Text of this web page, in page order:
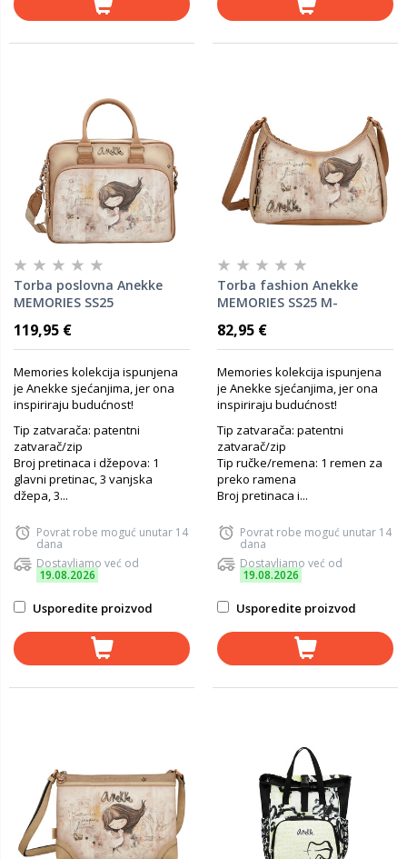
Torba poslovna Anekke
MEMORIES SS25
119,95 €
Memories kolekcija ispunjena
je Anekke sjećanjima, jer ona
inspiriraju budućnost!
Tip zatvarača: patentni
zatvarač/zip
Broj pretinaca i džepova: 1
glavni pretinac, 3 vanjska
džepa, 3...
Povrat robe moguć unutar 14
dana
Dostavljamo već od
19.08.2026
Usporedite proizvod
Torba fashion Anekke
MEMORIES SS25 M-
82,95 €
Memories kolekcija ispunjena
je Anekke sjećanjima, jer ona
inspiriraju budućnost!
Tip zatvarača: patentni
zatvarač/zip
Tip ručke/remena: 1 remen za
preko ramena
Broj pretinaca i...
Povrat robe moguć unutar 14
dana
Dostavljamo već od
19.08.2026
Usporedite proizvod